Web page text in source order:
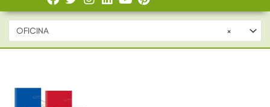
×
OFICINA